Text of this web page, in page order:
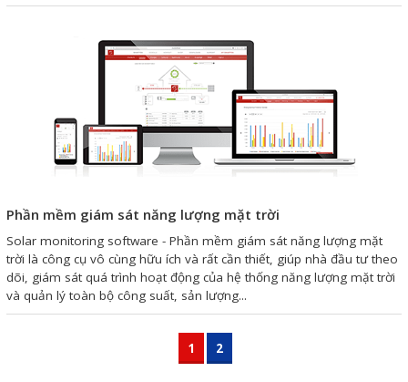
Phần mềm giám sát năng lượng mặt trời
Solar monitoring software - Phần mềm giám sát năng lượng mặt
trời là công cụ vô cùng hữu ích và rất cần thiết, giúp nhà đầu tư theo
dõi, giám sát quá trình hoạt động của hệ thống năng lượng mặt trời
và quản lý toàn bộ công suất, sản lượng...
1 2